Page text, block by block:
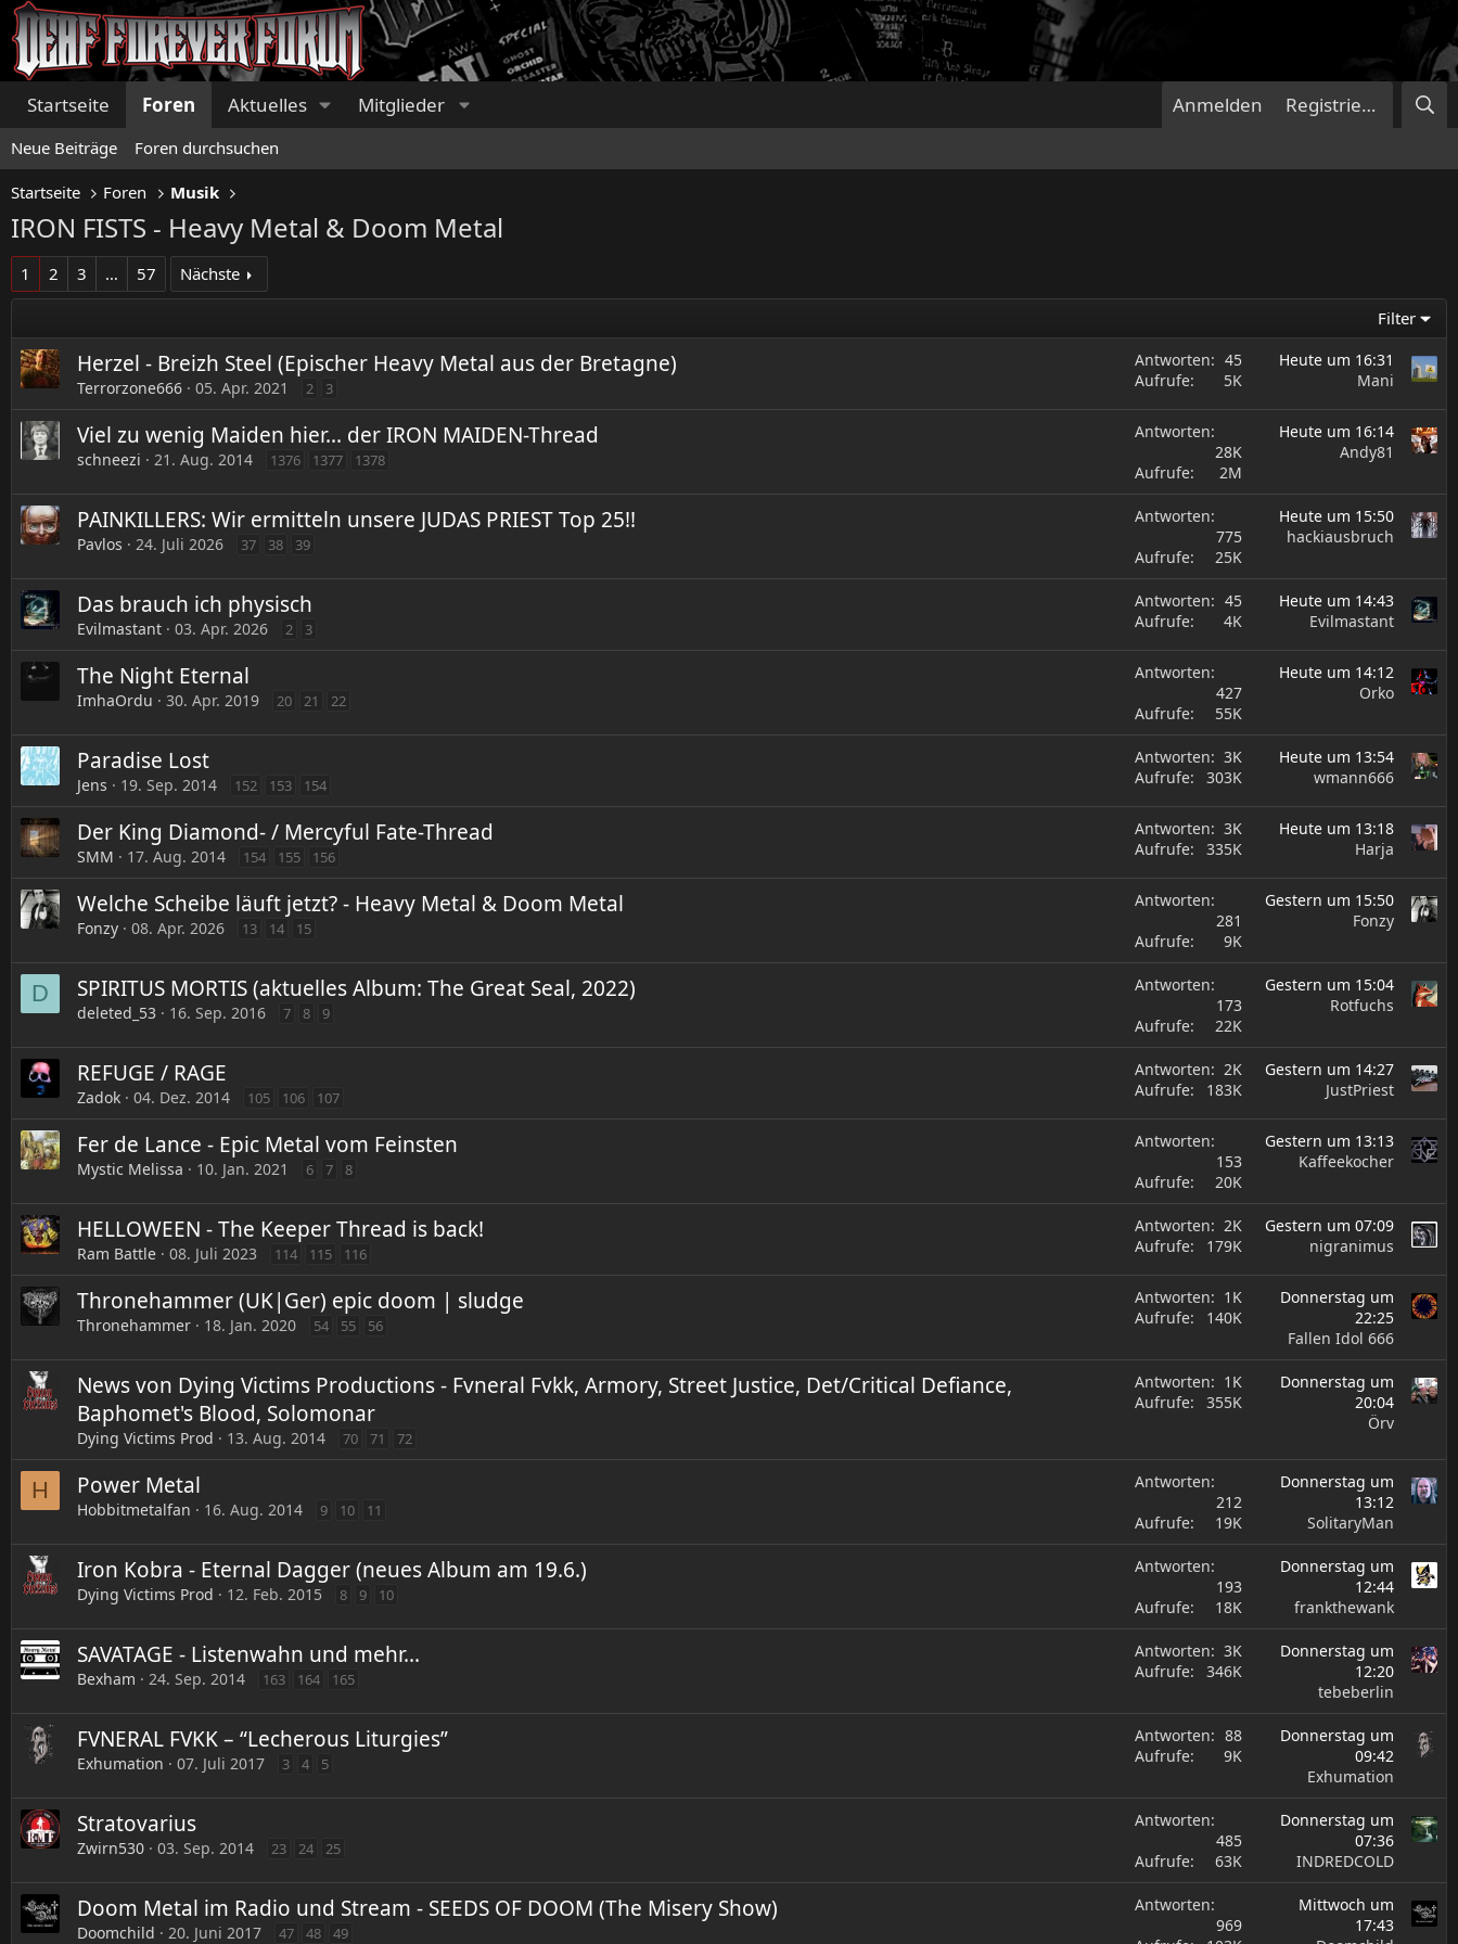
Startseite Foren Aktuelles Mitglieder Anmelden Registrieren
Neue Beiträge Foren durchsuchen
Startseite Foren Musik
IRON FISTS - Heavy Metal & Doom Metal
1 2 3 … 57 Nächste
Filter
Herzel - Breizh Steel (Epischer Heavy Metal aus der Bretagne)
Terrorzone666 05. Apr. 2021 2 3
Antworten
45
Aufrufe
5K
Heute um 16:31
Mani
Viel zu wenig Maiden hier... der IRON MAIDEN-Thread
schneezi 21. Aug. 2014 1376 1377 1378
Antworten
28K
Aufrufe
2M
Heute um 16:14
Andy81
PAINKILLERS: Wir ermitteln unsere JUDAS PRIEST Top 25!!
Pavlos 24. Juli 2026 37 38 39
Antworten
775
Aufrufe
25K
Heute um 15:50
hackiausbruch
Das brauch ich physisch
Evilmastant 03. Apr. 2026 2 3
Antworten
45
Aufrufe
4K
Heute um 14:43
Evilmastant
The Night Eternal
ImhaOrdu 30. Apr. 2019 20 21 22
Antworten
427
Aufrufe
55K
Heute um 14:12
Orko
Paradise Lost
Jens 19. Sep. 2014 152 153 154
Antworten
3K
Aufrufe
303K
Heute um 13:54
wmann666
Der King Diamond- / Mercyful Fate-Thread
SMM 17. Aug. 2014 154 155 156
Antworten
3K
Aufrufe
335K
Heute um 13:18
Harja
Welche Scheibe läuft jetzt? - Heavy Metal & Doom Metal
Fonzy 08. Apr. 2026 13 14 15
Antworten
281
Aufrufe
9K
Gestern um 15:50
Fonzy
D SPIRITUS MORTIS (aktuelles Album: The Great Seal, 2022)
deleted_53 16. Sep. 2016 7 8 9
Antworten
173
Aufrufe
22K
Gestern um 15:04
Rotfuchs
REFUGE / RAGE
Zadok 04. Dez. 2014 105 106 107
Antworten
2K
Aufrufe
183K
Gestern um 14:27
JustPriest
Fer de Lance - Epic Metal vom Feinsten
Mystic Melissa 10. Jan. 2021 6 7 8
Antworten
153
Aufrufe
20K
Gestern um 13:13
Kaffeekocher
HELLOWEEN - The Keeper Thread is back!
Ram Battle 08. Juli 2023 114 115 116
Antworten
2K
Aufrufe
179K
Gestern um 07:09
nigranimus
Thronehammer (UK|Ger) epic doom | sludge
Thronehammer 18. Jan. 2020 54 55 56
Antworten
1K
Aufrufe
140K
Donnerstag um
22:25
Fallen Idol 666
News von Dying Victims Productions - Fvneral Fvkk, Armory, Street Justice, Det/Critical Defiance,
Baphomet's Blood, Solomonar
Dying Victims Prod 13. Aug. 2014 70 71 72
Antworten
1K
Aufrufe
355K
Donnerstag um
20:04
Örv
H Power Metal
Hobbitmetalfan 16. Aug. 2014 9 10 11
Antworten
212
Aufrufe
19K
Donnerstag um
13:12
SolitaryMan
Iron Kobra - Eternal Dagger (neues Album am 19.6.)
Dying Victims Prod 12. Feb. 2015 8 9 10
Antworten
193
Aufrufe
18K
Donnerstag um
12:44
frankthewank
SAVATAGE - Listenwahn und mehr...
Bexham 24. Sep. 2014 163 164 165
Antworten
3K
Aufrufe
346K
Donnerstag um
12:20
tebeberlin
FVNERAL FVKK – “Lecherous Liturgies”
Exhumation 07. Juli 2017 3 4 5
Antworten
88
Aufrufe
9K
Donnerstag um
09:42
Exhumation
Stratovarius
Zwirn530 03. Sep. 2014 23 24 25
Antworten
485
Aufrufe
63K
Donnerstag um
07:36
INDREDCOLD
Doom Metal im Radio und Stream - SEEDS OF DOOM (The Misery Show)
Doomchild 20. Juni 2017 47 48 49
Antworten
969
Mittwoch um
17:43